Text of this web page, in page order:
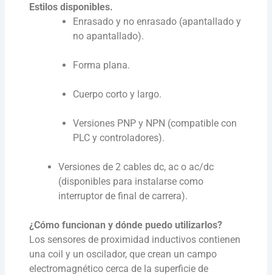
Estilos disponibles.
Enrasado y no enrasado (apantallado y
no apantallado).
Forma plana.
Cuerpo corto y largo.
Versiones PNP y NPN (compatible con
PLC y controladores).
Versiones de 2 cables dc, ac o ac/dc
(disponibles para instalarse como
interruptor de final de carrera).
¿Cómo funcionan y dónde puedo utilizarlos?
Los sensores de proximidad inductivos contienen
una coil y un oscilador, que crean un campo
electromagnético cerca de la superficie de